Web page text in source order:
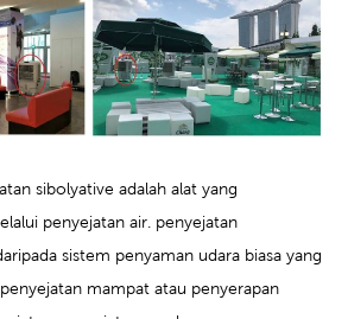
sibolyative adalah alat yang
penyejatan air. penyejatan
sistem penyaman udara biasa yang
mampat atau penyerapan